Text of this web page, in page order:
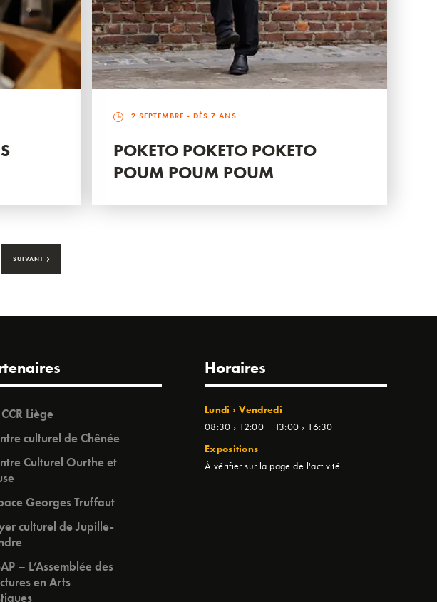
2 SEPTEMBRE - DÈS 7 ANS
POKETO POKETO POKETO
POUM POUM POUM
SUIVANT ›
Liège
culturel de Chênée
Culturel Ourthe et
Georges Truffaut
culturel de Jupille-
– L’Assemblée des
en Arts
Horaires
Lundi › Vendredi
08:30 › 12:00 | 13:00 › 16:30
Expositions
À vérifier sur la page de l'activité